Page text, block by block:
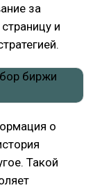
за
и
о
Такой